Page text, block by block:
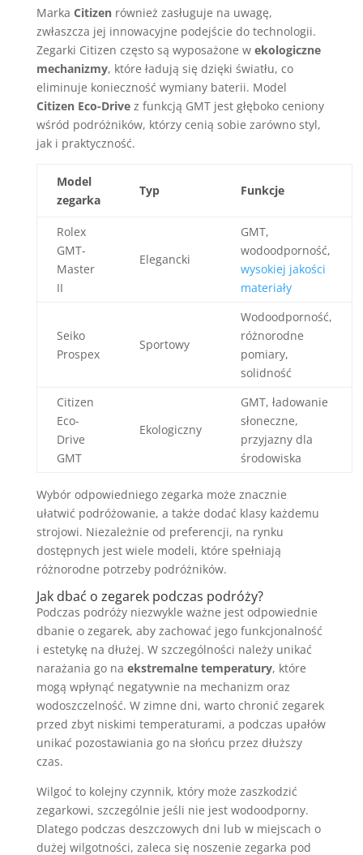
Marka Citizenrównież zasługuje na uwagę,
zwłaszcza jej innowacyjne podejście do technologii.
Zegarki Citizen często są wyposażone w ekologiczne
mechanizmy, które ładują się dzięki światłu, co
eliminuje konieczność wymiany baterii. Model
Citizen Eco-Drivez funkcją GMT jest głęboko ceniony
wśród podróżników, którzy cenią sobie zarówno styl,
jak i praktyczność.
Model
zegarka
Typ Funkcje
Rolex
GMT-
Master
II
Elegancki
GMT,
wodoodporność,
wysokiej jakości
materiały
Seiko
Prospex
Sportowy
Wodoodporność,
różnorodne
pomiary,
solidność
Citizen
Eco-
Drive
GMT
Ekologiczny
GMT, ładowanie
słoneczne,
przyjazny dla
środowiska
Wybór odpowiedniego zegarka może znacznie
ułatwić podróżowanie, a także dodać klasy każdemu
strojowi. Niezależnie od preferencji, na rynku
dostępnych jest wiele modeli, które spełniają
różnorodne potrzeby podróżników.
Jak dbać o zegarek podczas podróży?
Podczas podróży niezwykle ważne jest odpowiednie
dbanie o zegarek, aby zachować jego funkcjonalność
i estetykę na dłużej. W szczególności należy unikać
narażania go na ekstremalne temperatury, które
mogą wpłynąć negatywnie na mechanizm oraz
wodoszczelność. W zimne dni, warto chronić zegarek
przed zbyt niskimi temperaturami, a podczas upałów
unikać pozostawiania go na słońcu przez dłuższy
czas.
Wilgoć to kolejny czynnik, który może zaszkodzić
zegarkowi, szczególnie jeśli nie jest wodoodporny.
Dlatego podczas deszczowych dni lub w miejscach o
dużej wilgotności, zaleca się noszenie zegarka pod